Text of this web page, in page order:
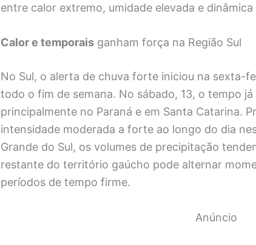
entre calor extremo, umidade elevada e dinâmica
Calor e temporais ganham força na Região Sul
No Sul, o alerta de chuva forte iniciou na sexta-
todo o fim de semana. No sábado, 13, o tempo
principalmente no Paraná e em Santa Catarina.
intensidade moderada a forte ao longo do dia
Grande do Sul, os volumes de precipitação
restante do território gaúcho pode alternar
períodos de tempo firme.
Anúncio